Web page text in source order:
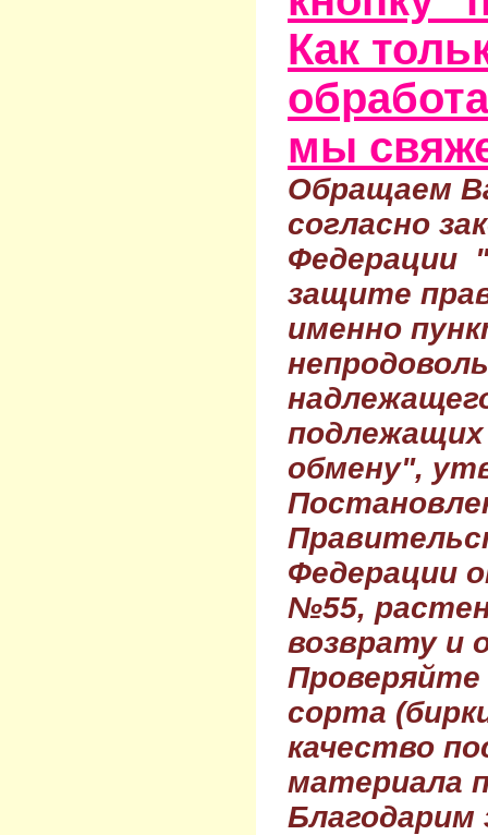
Как
мы
Обращаем
согласно
Федерации
защите
именно
обмену",
Федерации
№55,
возврату и
Проверяйте
сорта
качество
материала
Благодарим